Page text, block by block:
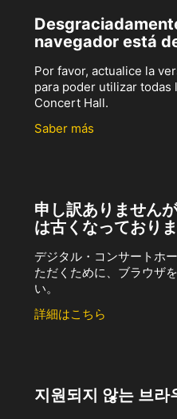
navegador está
Por favor, actualice la
para poder utilizar
Concert Hall.
Saber más
申し訳ありません
は古くなっており
デジタル・コンサートホ
ただくために、ブラウザ
い。
詳細はこちら
지원되지 않는 브라